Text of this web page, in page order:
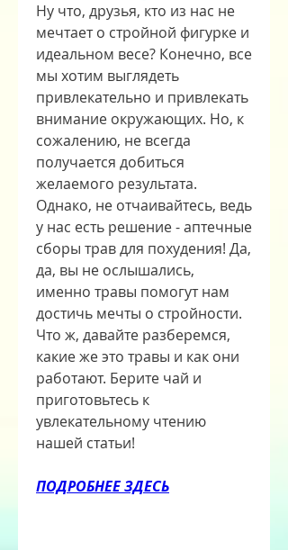
Ну что, друзья, кто из нас не
мечтает о стройной фигурке и
идеальном весе? Конечно, все
мы хотим выглядеть
привлекательно и привлекать
внимание окружающих. Но, к
сожалению, не всегда
получается добиться
желаемого результата.
Однако, не отчаивайтесь, ведь
у нас есть решение - аптечные
сборы трав для похудения! Да,
да, вы не ослышались,
именно травы помогут нам
достичь мечты о стройности.
Что ж, давайте разберемся,
какие же это травы и как они
работают. Берите чай и
приготовьтесь к
увлекательному чтению
нашей статьи!
ПОДРОБНЕЕ ЗДЕСЬ